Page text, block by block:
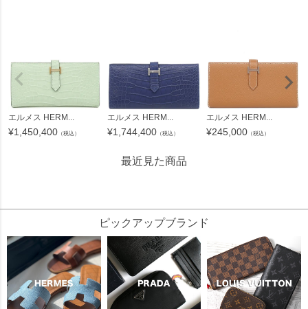
エルメス HERM...
¥1,450,400 （税込）
エルメス HERM...
¥1,744,400 （税込）
エルメス HERM...
¥245,000 （税込）
最近見た商品
ピックアップブランド